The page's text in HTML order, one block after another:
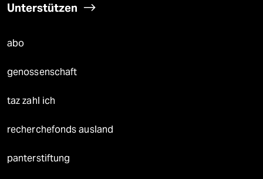
Unterstützen
abo
genossenschaft
taz zahl ich
recherchefonds ausland
panterstiftung